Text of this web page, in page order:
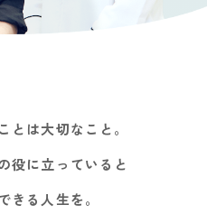
とは大切なこと。
役に立っていると
きる人生を。